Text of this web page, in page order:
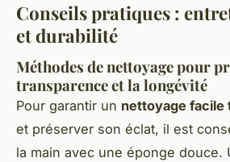
Conseils pratiques :
et durabilité
Méthodes de nettoyage pour
transparence et la longévité
Pour garantir un nettoyage facile
et préserver son éclat, il est
la main avec une éponge douce.